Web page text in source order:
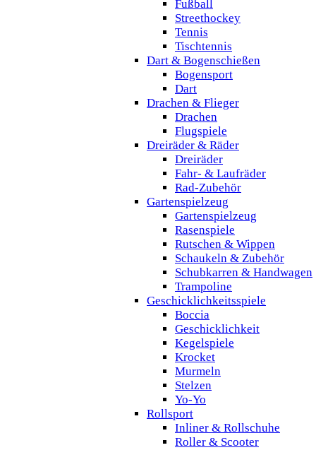
Fußball
Streethockey
Tennis
Tischtennis
Dart & Bogenschießen
Bogensport
Dart
Drachen & Flieger
Drachen
Flugspiele
Dreiräder & Räder
Dreiräder
Fahr- & Laufräder
Rad-Zubehör
Gartenspielzeug
Gartenspielzeug
Rasenspiele
Rutschen & Wippen
Schaukeln & Zubehör
Schubkarren & Handwagen
Trampoline
Geschicklichkeitsspiele
Boccia
Geschicklichkeit
Kegelspiele
Krocket
Murmeln
Stelzen
Yo-Yo
Rollsport
Inliner & Rollschuhe
Roller & Scooter